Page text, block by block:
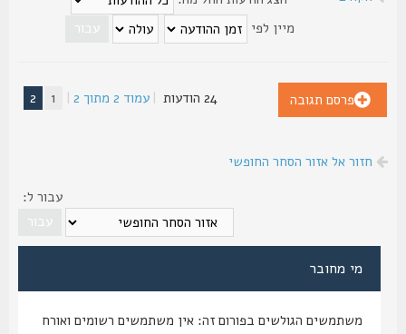
מיין לפי
פרסם תגובה |עמוד2מתוך2
|
1
חזור אל אזור הסחר החופשי
עבור ל:
מי מחובר
משתמשים הגולשים בפורום זה: אין משתמשים רשומים ואורח